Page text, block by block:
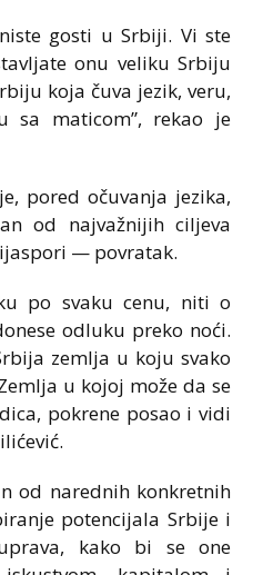
gosti u Srbiji. Vi ste
onu veliku Srbiju
koja čuva jezik, veru,
sa maticom”, rekao je
pored očuvanja jezika,
od najvažnijih ciljeva
— povratak.
po svaku cenu, niti o
odluku preko noći.
zemlja u koju svako
u kojoj može da se
pokrene posao i vidi
od narednih konkretnih
potencijala Srbije i
kako bi se one